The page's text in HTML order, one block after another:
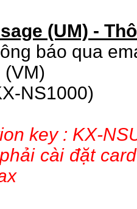
(UM) -
báo qua
(VM)
NS1000)
key : KX-
cài đặt